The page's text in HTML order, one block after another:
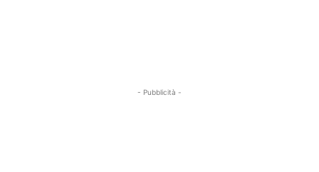
- Pubblicità -